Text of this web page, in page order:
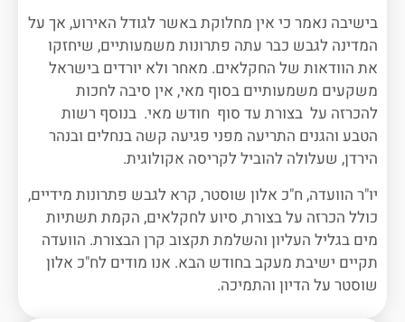
בישיבה נאמר כי אין מחלוקת באשר לגודל האירוע, אך על
המדינה לגבש כבר עתה פתרונות משמעותיים, שיחזקו
את הוודאות של החקלאים. מאחר ולא יורדים בישראל
משקעים משמעותיים בסוף מאי, אין סיבה לחכות
להכרזה על בצורת עד סוף חודש מאי. בנוסף רשות
הטבע והגנים התריעה מפני פגיעה קשה בנחלים ובנהר
הירדן, שעלולה להוביל לקריסה אקולוגית.
יו"ר הוועדה, ח"כ אלון שוסטר, קרא לגבש פתרונות מידיים,
כולל הכרזה על בצורת, סיוע לחקלאים, הקמת תשתיות
מים בגליל העליון והשלמת תקצוב קרן הבצורת. הוועדה
תקיים ישיבת מעקב בחודש הבא. אנו מודים לח"כ אלון
שוסטר על הדיון והתמיכה.